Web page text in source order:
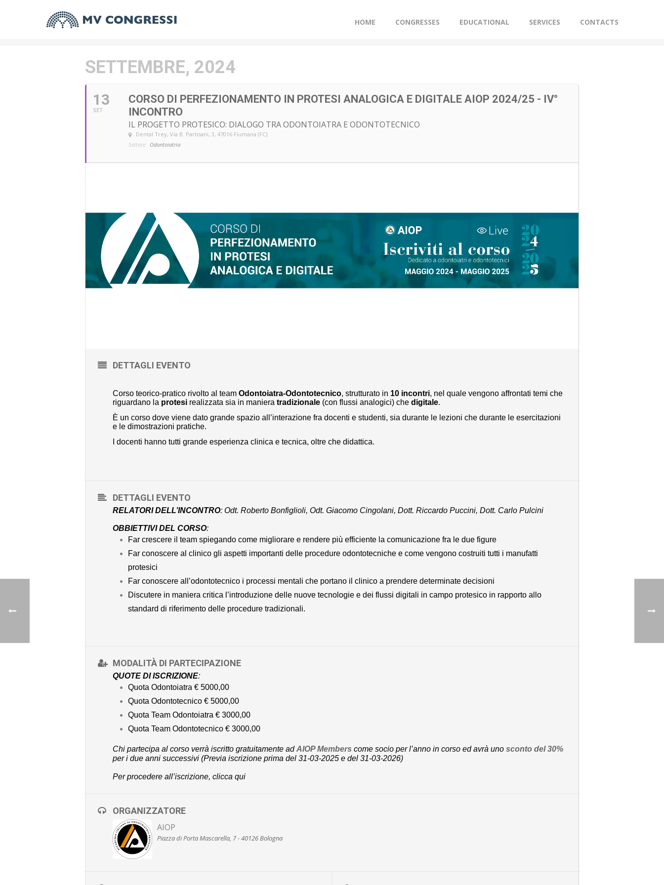
HOME CONGRESSES EDUCATIONAL SERVICES CONTACTS
SETTEMBRE, 2024
13
SET
CORSO DI PERFEZIONAMENTO IN PROTESI ANALOGICA E DIGITALE AIOP 2024/25 - IV°
INCONTRO
IL PROGETTO PROTESICO: DIALOGO TRA ODONTOIATRA E ODONTOTECNICO
Dental Trey, Via B. Partisani, 3, 47016 Fiumana (FC)
Settore: Odontoiatria
DETTAGLI EVENTO
Corso teorico-pratico rivolto al team Odontoiatra-Odontotecnico, strutturato in 10 incontri, nel quale vengono affrontati temi che
riguardano la protesi realizzata sia in maniera tradizionale (con flussi analogici) che digitale.
È un corso dove viene dato grande spazio all’interazione fra docenti e studenti, sia durante le lezioni che durante le esercitazioni
e le dimostrazioni pratiche.
I docenti hanno tutti grande esperienza clinica e tecnica, oltre che didattica.
DETTAGLI EVENTO
RELATORI DELL’INCONTRO: Odt. Roberto Bonfiglioli, Odt. Giacomo Cingolani, Dott. Riccardo Puccini, Dott. Carlo Pulcini
OBBIETTIVI DEL CORSO:
Far crescere il team spiegando come migliorare e rendere più efficiente la comunicazione fra le due figure
Far conoscere al clinico gli aspetti importanti delle procedure odontotecniche e come vengono costruiti tutti i manufatti
protesici
Far conoscere all’odontotecnico i processi mentali che portano il clinico a prendere determinate decisioni
Discutere in maniera critica l’introduzione delle nuove tecnologie e dei flussi digitali in campo protesico in rapporto allo
standard di riferimento delle procedure tradizionali.
MODALITÀ DI PARTECIPAZIONE
QUOTE DI ISCRIZIONE:
Quota Odontoiatra € 5000,00
Quota Odontotecnico € 5000,00
Quota Team Odontoiatra € 3000,00
Quota Team Odontotecnico € 3000,00
Chi partecipa al corso verrà iscritto gratuitamente adAIOP Members come socio per l’anno in corso ed avrà uno sconto del 30%
per i due anni successivi (Previa iscrizione prima del 31-03-2025 e del 31-03-2026)
Per procedere all’iscrizione, clicca qui
ORGANIZZATORE
AIOP
Piazza di Porta Mascarella, 7 - 40126 Bologna